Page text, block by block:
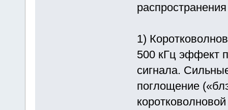
1)
500 кГц эффект
сигнала.
поглощение